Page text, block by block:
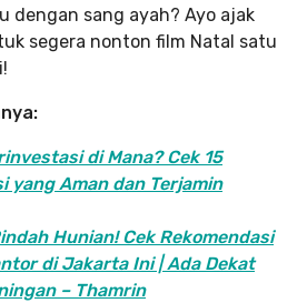
dengan sang ayah? Ayo ajak
segera nonton film Natal satu
di Mana? Cek 15
yang Aman dan Terjamin
ah Hunian! Cek Rekomendasi
di Jakarta Ini | Ada Dekat
– Thamrin